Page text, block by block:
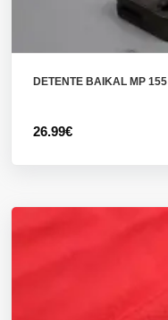
DETENTE BAIKAL MP 155
26.99€